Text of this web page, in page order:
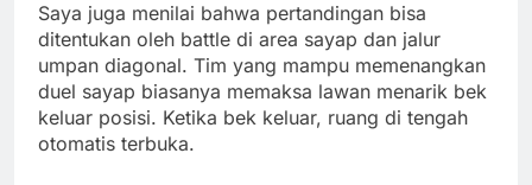
Saya juga menilai bahwa pertandingan bisa
ditentukan oleh battle di area sayap dan jalur
umpan diagonal. Tim yang mampu memenangkan
duel sayap biasanya memaksa lawan menarik bek
keluar posisi. Ketika bek keluar, ruang di tengah
otomatis terbuka.